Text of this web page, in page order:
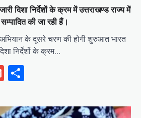
दिशा निर्देशों के क्रम में उत्तराखण्ड राज्य में
की जा रही हैं।
के दूसरे चरण की होगी शुरुआत भारत
निर्देशों के क्रम…
Gmail